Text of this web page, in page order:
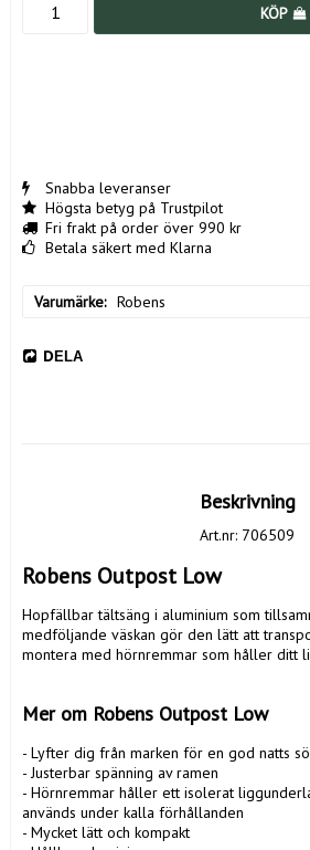
KÖP
Snabba leveranser
Högsta betyg på Trustpilot
Fri frakt på order över 990 kr
Betala säkert med Klarna
Varumärke Robens
DELA
Beskrivning
Art.nr: 706509
Robens Outpost Low
Hopfällbar tältsäng i aluminium som
medföljande väskan gör den lätt att
montera med hörnremmar som håller ditt
Mer om Robens Outpost Low
- Lyfter dig från marken för en god natts
- Justerbar spänning av ramen
- Hörnremmar håller ett isolerat
används under kalla förhållanden
- Mycket lätt och kompakt